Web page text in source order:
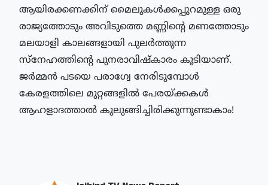
ആയിരക്കണക്കിന് മൈലുകള്‍ക്കപ്പുറമുള്ള ഒരു
രാജ്യത്തോടും അവിടുത്തെ മണ്ണിന്റെ മണത്തോടും
മലയാളി കാലങ്ങളായി പുലര്‍ത്തുന്ന
സ്‌നേഹത്തിന്റെ പുനരാവിഷ്‌കാരം കൂടിയാണ്.
ജര്‍മ്മന്‍ പടയെ പരാഗ്വേ നേരിടുമ്പോള്‍
കേരളത്തിലെ മുറ്റങ്ങളില്‍ പേരയ്ക്കകള്‍
ആഹളാദത്താല്‍ കുലുങ്ങിച്ചിരിക്കുന്നുണ്ടാകാം!